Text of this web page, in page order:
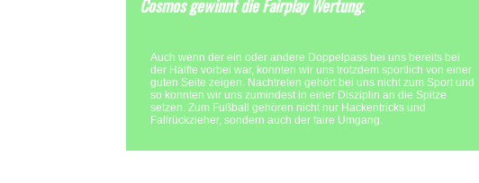
Cosmos gewinnt die Fairplay Wertung.
Auch wenn der ein oder andere Doppelpass bei uns bereits bei
der Hälfte vorbei war, konnten wir uns trotzdem sportlich von einer
guten Seite zeigen. Nachtreten gehört bei uns nicht zum Sport und
so konnten wir uns zumindest in einer Disziplin an die Spitze
setzen. Zum Fußball gehören nicht nur Hackentricks und
Fallrückzieher, sondern auch der faire Umgang.